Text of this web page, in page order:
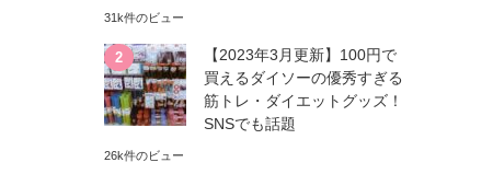
31k件のビュー
【2023年3月更新】100円で
買えるダイソーの優秀すぎる
筋トレ・ダイエットグッズ！
SNSでも話題
26k件のビュー